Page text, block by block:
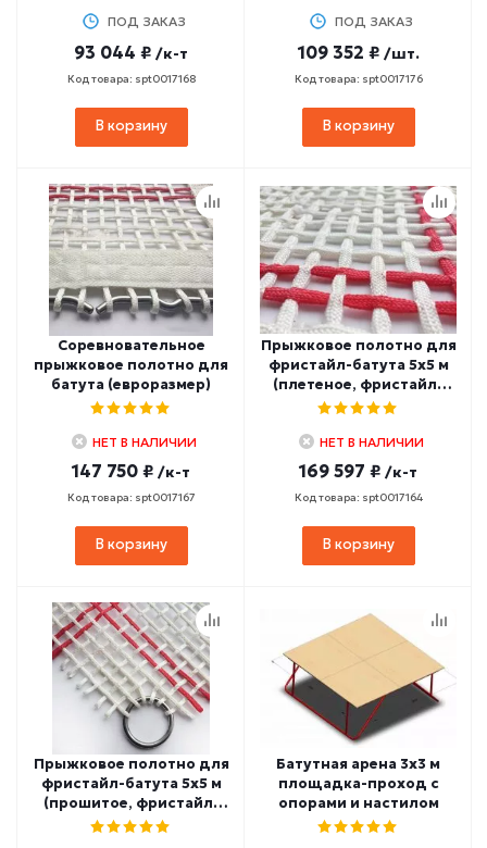
ПОД ЗАКАЗ
93 044 ₽ /к-т
Код товара: spt0017168
В корзину
ПОД ЗАКАЗ
109 352 ₽ /шт.
Код товара: spt0017176
В корзину
Соревновательное
прыжковое полотно для
батута (евроразмер)
НЕТ В НАЛИЧИИ
147 750 ₽ /к-т
Код товара: spt0017167
В корзину
Прыжковое полотно для
фристайл-батута 5х5 м
(плетеное, фристайл-
размер)
НЕТ В НАЛИЧИИ
169 597 ₽ /к-т
Код товара: spt0017164
В корзину
Прыжковое полотно для
фристайл-батута 5х5 м
(прошитое, фристайл-
размер)
Батутная арена 3х3 м
площадка-проход с
опорами и настилом